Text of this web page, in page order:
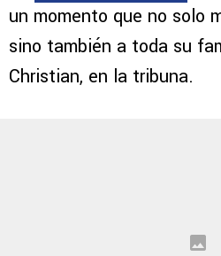
un momento que no solo
sino también a toda su
Christian, en la tribuna.